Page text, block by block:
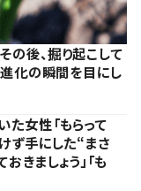
後、掘り起こして
化の瞬間を目にし
女性「もらって
ず手にした“まさ
きましょう」「も